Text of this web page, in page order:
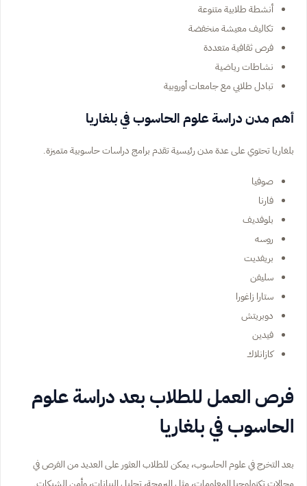
أنشطة طلابية متنوعة
تكاليف معيشة منخفضة
فرص ثقافية متعددة
نشاطات رياضية
تبادل طلابي مع جامعات أوروبية
أهم مدن دراسة علوم الحاسوب في بلغاريا
بلغاريا تحتوي على عدة مدن رئيسية تقدم برامج دراسات حاسوبية متميزة.
صوفيا
فارنا
بلوفديف
روسه
بريفديت
سليفن
ستارا زاغورا
دوبريتش
فيدين
كازانلاك
فرص العمل للطلاب بعد دراسة علوم
الحاسوب في بلغاريا
بعد التخرج في علوم الحاسوب، يمكن للطلاب العثور على العديد من الفرص في
مجالات تكنولوجيا المعلومات، مثل البرمجة، تحليل البيانات، وأمن الشبكات.